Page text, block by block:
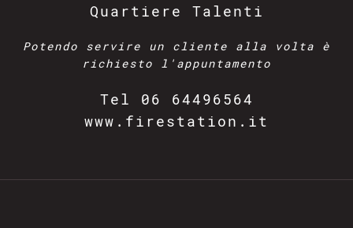
Quartiere Talenti
Potendo servire un cliente alla volta è
richiesto l'appuntamento
Tel 06 64496564
www.firestation.it